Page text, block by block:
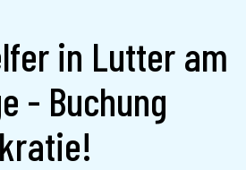
in Lutter am
- Buchung